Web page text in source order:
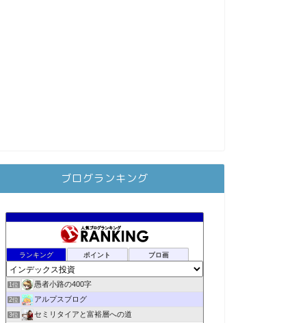
ブログランキング
ランキング ポイント ブロ画
1位 愚者小路の400字
2位 アルプスブログ
3位 セミリタイアと富裕層への道